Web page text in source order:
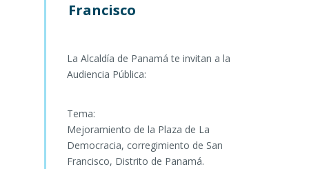
Francisco
La Alcaldía de Panamá te invitan a la
Audiencia Pública:
Tema:
Mejoramiento de la Plaza de La
Democracia, corregimiento de San
Francisco, Distrito de Panamá.